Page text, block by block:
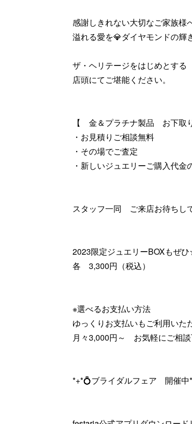
感謝しきれない大切なご家族様
溢れる愛を💎ダイヤモンドの輝
ザ・ヘリテージをはじめとす
店頭にてご堪能ください。
【 金＆プラチナ製品 お下取
・お見積りご相談無料
・その場でご査定
・新しいジュエリーご購入代金
スタッフ一同 ご来店お待ちし
2023限定ジュエリーBOXもぜ
各 3,300円（税込）
※選べるお支払い方法
ゆっくりお支払いもご利用いた
月々3,000円～ お気軽にご相談
*+*💍ブライダルフェア 開催中